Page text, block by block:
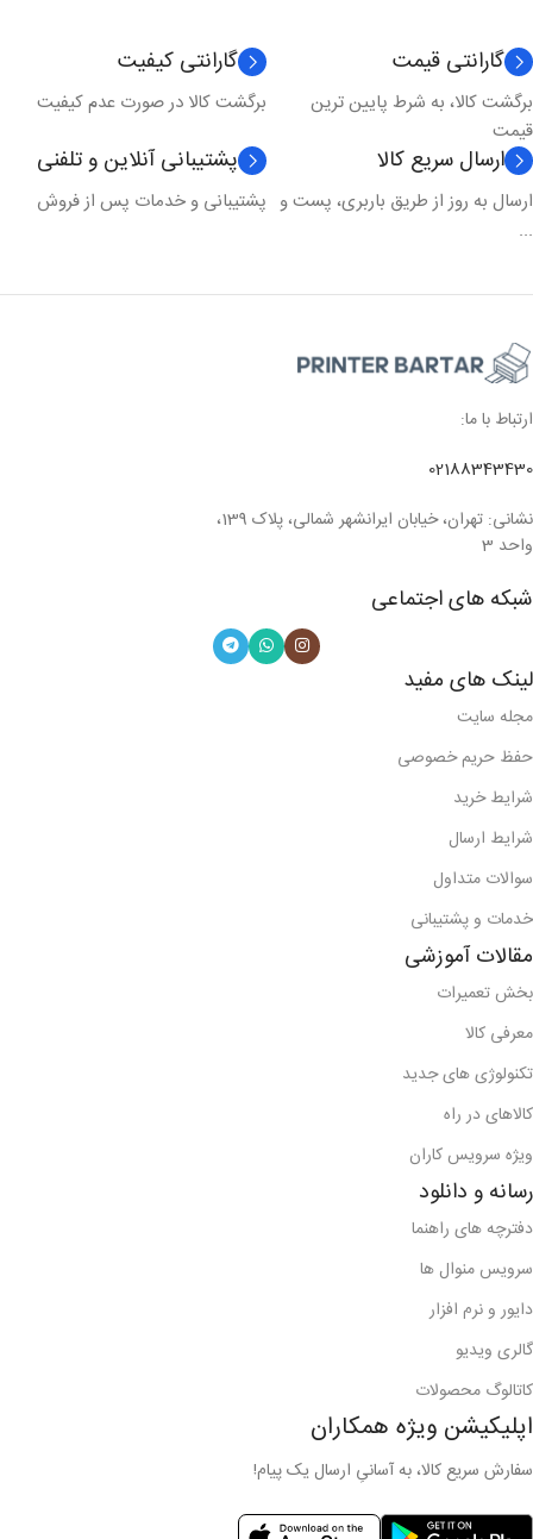
نوع کارکرد
تکنولوژی چاپ لیزری
مدل چاپ
گارانتی قیمت
برگشت کالا، به شرط پایین ترین
قیمت
گارانتی کیفیت
برگشت کالا در صورت عدم کیفیت
ارسال سریع کالا
ارسال به روز از طریق باربری، پست و
...
پشتیبانی آنلاین و تلفنی
پشتیبانی و خدمات پس از فروش
ارتباط با ما:
02188343430
نشانی: تهران، خیابان ایرانشهر شمالی، پلاک 139،
واحد 3
شبکه های اجتماعی
لینک های مفید
مجله سایت
حفظ حریم خصوصی
شرایط خرید
شرایط ارسال
سوالات متداول
خدمات و پشتیبانی
مقالات آموزشی
بخش تعمیرات
معرفی کالا
تکنولوژی های جدید
کالاهای در راه
ویژه سرویس کاران
رسانه و دانلود
دفترچه های راهنما
سرویس منوال ها
دایور و نرم افزار
گالری ویدیو
کاتالوگ محصولات
اپلیکیشن ویژه همکاران
سفارش سریع کالا، به آسانیِ ارسال یک پیام!